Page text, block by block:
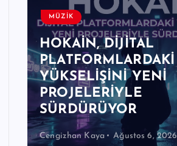
MÜZİK
HOKAİN, DİJİTAL
PLATFORMLARDAKİ
YÜKSELİŞİNİ YENİ
PROJELERİYLE
SÜRDÜRÜYOR
Cengizhan Kaya Ağustos 6, 2026